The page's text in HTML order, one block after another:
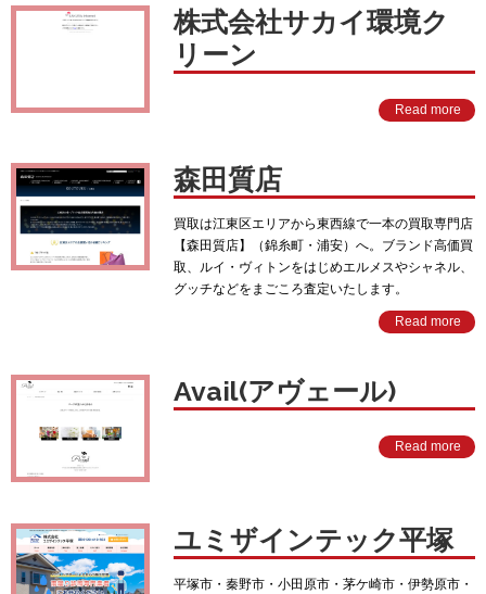
株式会社サカイ環境ク
リーン
Read more
森田質店
買取は江東区エリアから東西線で一本の買取専門店
【森田質店】（錦糸町・浦安）へ。ブランド高価買
取、ルイ・ヴィトンをはじめエルメスやシャネル、
グッチなどをまごころ査定いたします。
Read more
Avail(アヴェール)
Read more
ユミザインテック平塚
平塚市・秦野市・小田原市・茅ケ崎市・伊勢原市・